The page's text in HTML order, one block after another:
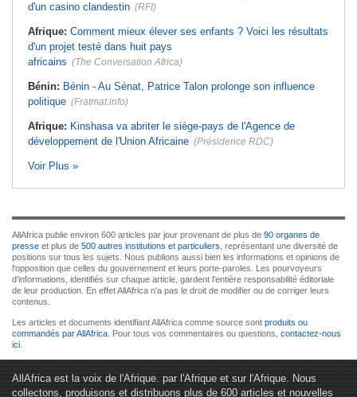
d'un casino clandestin (RFI)
Afrique: Comment mieux élever ses enfants ? Voici les résultats
d'un projet testé dans huit pays
africains (The Conversation Africa)
Bénin: Bénin - Au Sénat, Patrice Talon prolonge son influence
politique (Fratmat.info)
Afrique: Kinshasa va abriter le siège-pays de l'Agence de
développement de l'Union Africaine (Présidence RDC)
Voir Plus »
AllAfrica publie environ 600 articles par jour provenant de plus de 90 organes de
presse et plus de 500 autres institutions et particuliers , représentant une diversité de
positions sur tous les sujets. Nous publions aussi bien les informations et opinions de
l'opposition que celles du gouvernement et leurs porte-paroles. Les pourvoyeurs
d'informations, identifiés sur chaque article, gardent l'entière responsabilité éditoriale
de leur production. En effet AllAfrica n'a pas le droit de modifier ou de corriger leurs
contenus.
Les articles et documents identifiant AllAfrica comme source sont produits ou
commandés par AllAfrica . Pour tous vos commentaires ou questions, contactez-nous
ici
AllAfrica est la voix de l'Afrique. par l'Afrique et sur l'Afrique. Nous
collectons, produisons et distribuons plus de 600 articles et nouvelles